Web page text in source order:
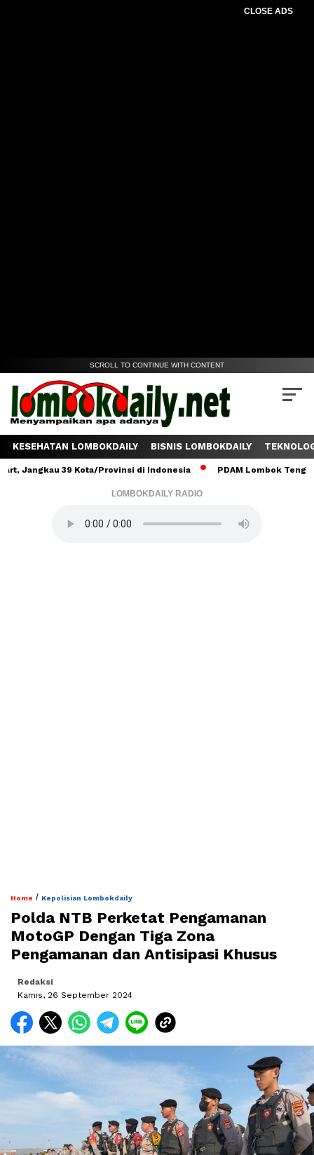
CLOSE ADS
SCROLL TO CONTINUE WITH CONTENT
KESEHATAN LOMBOKDAILY BISNIS LOMBOKDAILY
39 Kota/Provinsi di Indonesia PDAM Lombok Tengah
LOMBOKDAILY RADIO
Home / Kepolisian Lombokdaily
Polda NTB Perketat Pengamanan
MotoGP Dengan Tiga Zona
Pengamanan dan Antisipasi Khusus
Redaksi
Kamis, 26 September 2024